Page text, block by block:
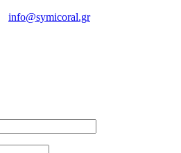
info@symicoral.gr